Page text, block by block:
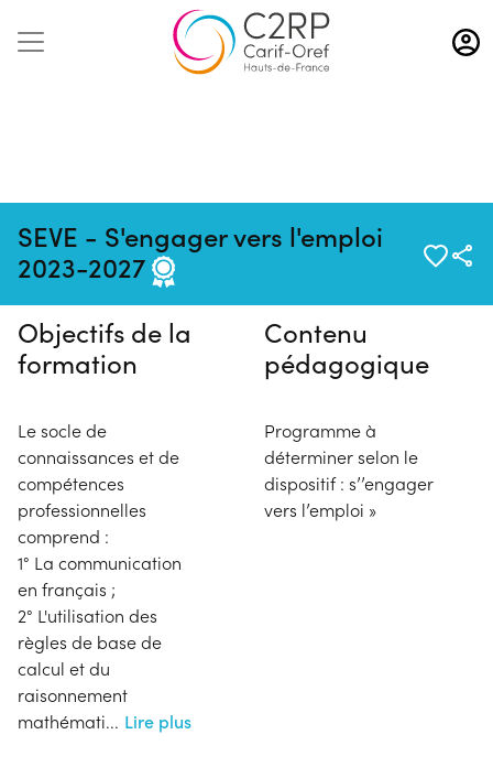
Aller
au
contenu
SEVE - S'engager vers l'emploi
2023-2027
Pas de session programmée en
ce moment
Objectifs de la
formation
Le socle de
connaissances et de
compétences
professionnelles
comprend :
1° La communication
en français ;
2° L'utilisation des
règles de base de
calcul et du
raisonnement
mathémati... Lire plus
Contenu
pédagogique
Programme à
déterminer selon le
dispositif : s’’engager
vers l’emploi »